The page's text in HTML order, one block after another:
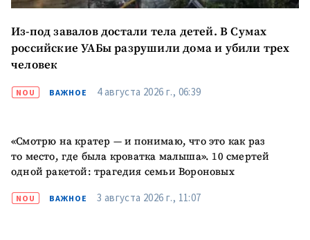
Из-под завалов достали тела детей. В Сумах
российские УАБы разрушили дома и убили трех
человек
NOU ВАЖНОЕ 4 августа 2026 г., 06:39
«Смотрю на кратер — и понимаю, что это как раз
то место, где была кроватка малыша». 10 смертей
одной ракетой: трагедия семьи Вороновых
NOU ВАЖНОЕ 3 августа 2026 г., 11:07